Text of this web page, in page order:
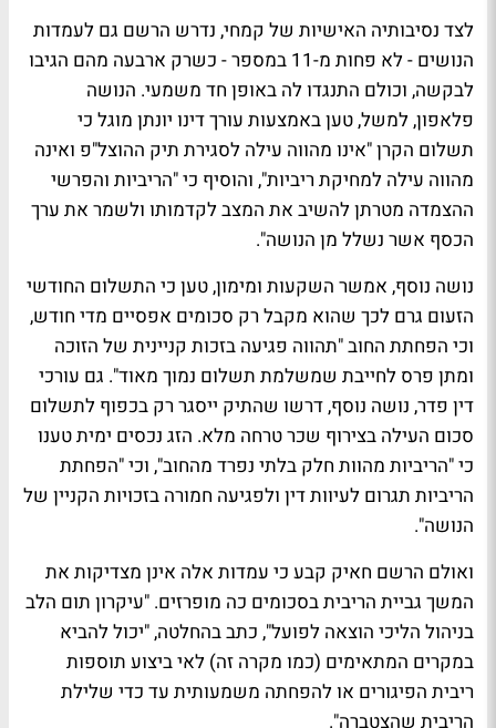
לצד נסיבותיה האישיות של קמחי, נדרש הרשם גם לעמדות
הנושים - לא פחות מ-11 במספר - כשרק ארבעה מהם הגיבו
לבקשה, וכולם התנגדו לה באופן חד משמעי. הנושה
פלאפון, למשל, טען באמצעות עורך דינו יונתן מוגל כי
תשלום הקרן "אינו מהווה עילה לסגירת תיק ההוצל"פ ואינה
מהווה עילה למחיקת ריביות", והוסיף כי "הריביות והפרשי
ההצמדה מטרתן להשיב את המצב לקדמותו ולשמר את ערך
הכסף אשר נשלל מן הנושה".
נושה נוסף, אמשר השקעות ומימון, טען כי התשלום החודשי
הזעום גרם לכך שהוא מקבל רק סכומים אפסיים מדי חודש,
וכי הפחתת החוב "תהווה פגיעה בזכות קניינית של הזוכה
ומתן פרס לחייבת שמשלמת תשלום נמוך מאוד". גם עורכי
דין פדר, נושה נוסף, דרשו שהתיק ייסגר רק בכפוף לתשלום
סכום העילה בצירוף שכר טרחה מלא. הזג נכסים ימית טענו
כי "הריביות מהוות חלק בלתי נפרד מהחוב", וכי "הפחתת
הריביות תגרום לעיוות דין ולפגיעה חמורה בזכויות הקניין של
הנושה".
ואולם הרשם חאיק קבע כי עמדות אלה אינן מצדיקות את
המשך גביית הריבית בסכומים כה מופרזים. "עיקרון תום הלב
בניהול הליכי הוצאה לפועל", כתב בהחלטה, "יכול להביא
במקרים המתאימים (כמו מקרה זה) לאי ביצוע תוספות
ריבית הפיגורים או להפחתה משמעותית עד כדי שלילת
הריבית שהצטברה".